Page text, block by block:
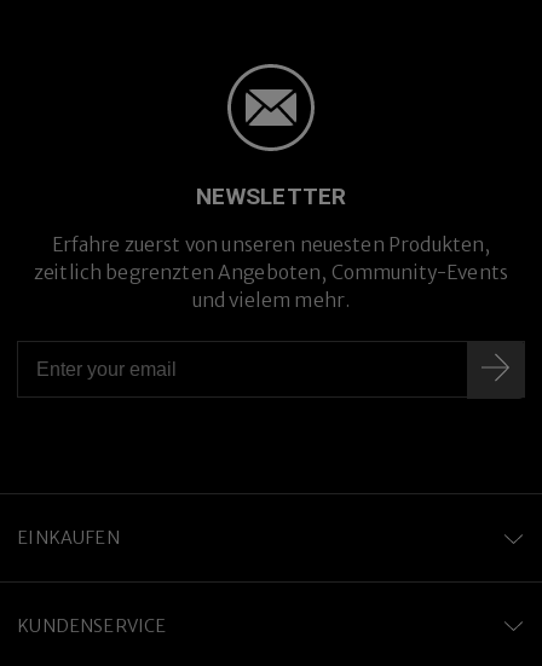
NEWSLETTER
Erfahre zuerst von unseren neuesten Produkten,
zeitlich begrenzten Angeboten, Community-Events
und vielem mehr.
EINKAUFEN
KUNDENSERVICE